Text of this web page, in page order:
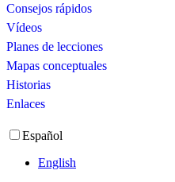
Consejos rápidos
Vídeos
Planes de lecciones
Mapas conceptuales
Historias
Enlaces
Español
English